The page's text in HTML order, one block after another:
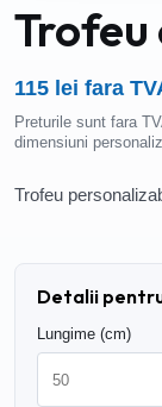
Trofeu
115 lei fara
Preturile sunt fara
dimensiuni
Trofeu
Detalii
Lungime (cm)